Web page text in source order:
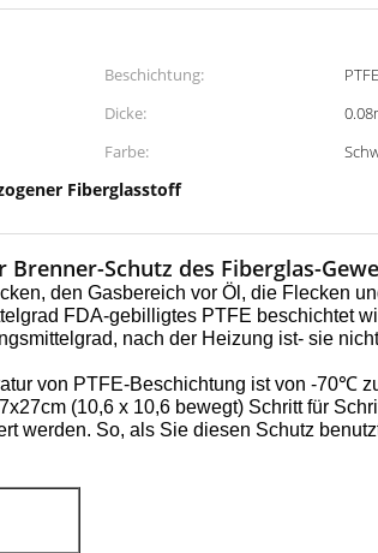
Beschichtung:
Dicke:
Farbe:
Fiberglasstoff
Schutz des Fiberglas-
den Gasbereich vor Öl, die Flecken
FDA-gebilligtes PTFE beschichtet
nach der Heizung ist- sie
von PTFE-Beschichtung ist von -70℃
(10,6 x 10,6 bewegt) Schritt für
So, als Sie diesen Schutz